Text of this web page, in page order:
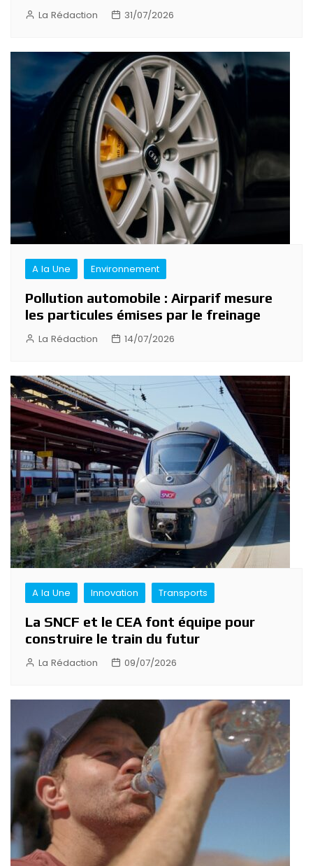
La Rédaction 31/07/2026
A la Une Environnement
Pollution automobile : Airparif mesure
les particules émises par le freinage
La Rédaction 14/07/2026
A la Une Innovation Transports
La SNCF et le CEA font équipe pour
construire le train du futur
La Rédaction 09/07/2026